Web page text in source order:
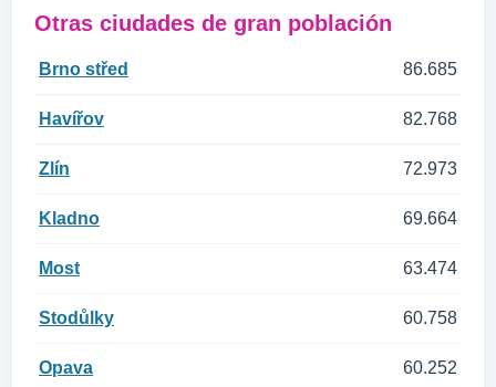
Otras ciudades de gran población
Brno střed 86.685
Havířov 82.768
Zlín 72.973
Kladno 69.664
Most 63.474
Stodůlky 60.758
Opava 60.252